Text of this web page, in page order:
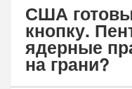
США
кнопку.
ядерные
на грани?